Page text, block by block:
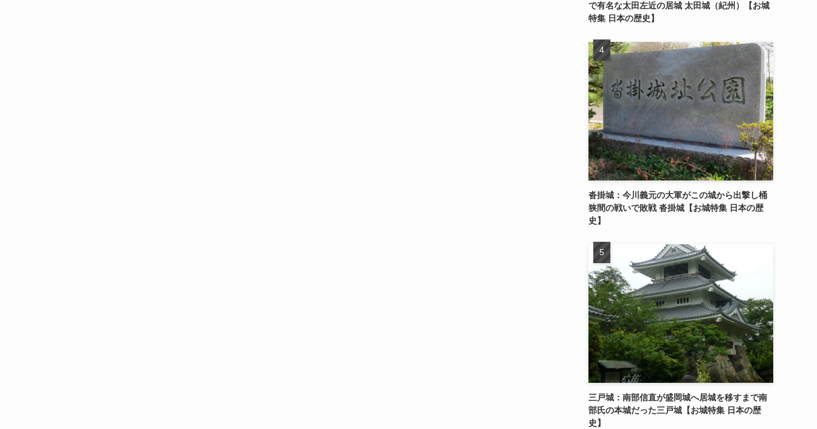
で有名な太田左近の居城 太田城（紀州）【お城
特集 日本の歴史】
沓掛城：今川義元の大軍がこの城から出撃し桶
狭間の戦いで敗戦 沓掛城【お城特集 日本の歴
史】
三戸城：南部信直が盛岡城へ居城を移すまで南
部氏の本城だった三戸城【お城特集 日本の歴
史】